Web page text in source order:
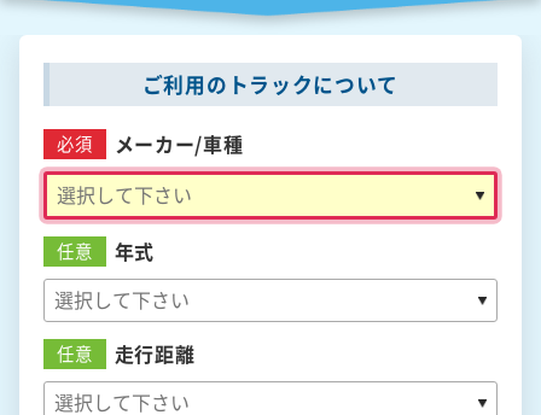
ご利用のトラックについて
必須 メーカー/車種
任意 年式
任意 走行距離